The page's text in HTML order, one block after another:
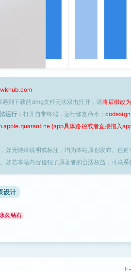
wkhub.com
遇到下载的dmg文件无法双击打开，请将后缀改
运行： 打开自带终端，运行修复命令：
{app具体路径或者直接拖入
如无特殊说明或标注，均为本站原创发布。任
如若本站内容侵犯了原著者的合法权益，可联系
设计
永久钻石
上